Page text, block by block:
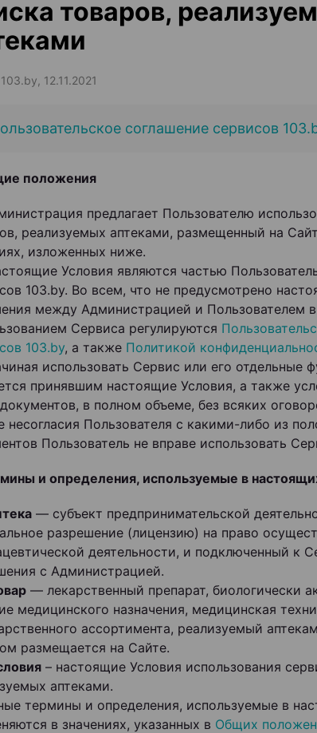
товаров,
103.by, 12.11.2021
соглашение сервисов
положения
предлагает Пользователю
реализуемых аптеками, размещенный на
изложенных ниже.
Условия являются частью
103.by. Во всем, что не предусмотрено
между Администрацией и Пользователем в
Сервиса регулируются
103.by, а также Политикой
использовать Сервис или его отдельные
принявшим настоящие Условия, а также
в полном объеме, без всяких
несогласия Пользователя с какими-либо из
Пользователь не вправе использовать
и определения, используемые в
— субъект предпринимательской
разрешение (лицензию) на право
деятельности, и подключенный к
с Администрацией.
— лекарственный препарат, биологически
медицинского назначения, медицинская
ассортимента, реализуемый
размещается на Сайте.
– настоящие Условия использования
аптеками.
термины и определения, используемые в
в значениях, указанных в Общих